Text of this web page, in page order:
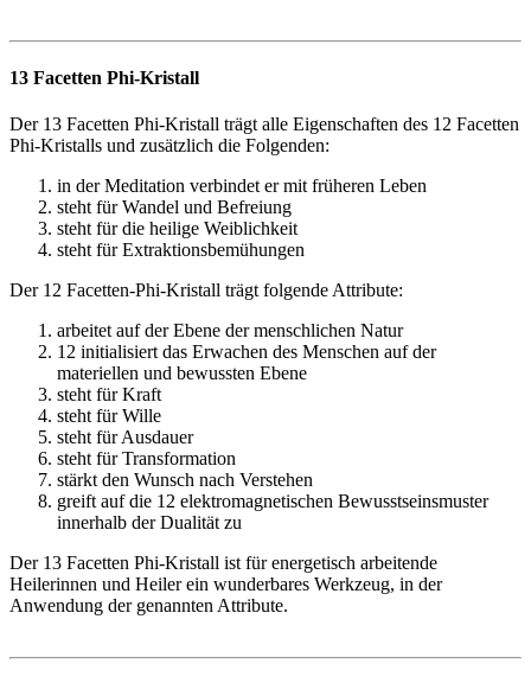
13 Facetten Phi-Kristall
Der 13 Facetten Phi-Kristall trägt alle Eigenschaften des 12 Facetten
Phi-Kristalls und zusätzlich die Folgenden:
in der Meditation verbindet er mit früheren Leben
steht für Wandel und Befreiung
steht für die heilige Weiblichkeit
steht für Extraktionsbemühungen
Der 12 Facetten-Phi-Kristall trägt folgende Attribute:
arbeitet auf der Ebene der menschlichen Natur
12 initialisiert das Erwachen des Menschen auf der
materiellen und bewussten Ebene
steht für Kraft
steht für Wille
steht für Ausdauer
steht für Transformation
stärkt den Wunsch nach Verstehen
greift auf die 12 elektromagnetischen Bewusstseinsmuster
innerhalb der Dualität zu
Der 13 Facetten Phi-Kristall ist für energetisch arbeitende
Heilerinnen und Heiler ein wunderbares Werkzeug, in der
Anwendung der genannten Attribute.